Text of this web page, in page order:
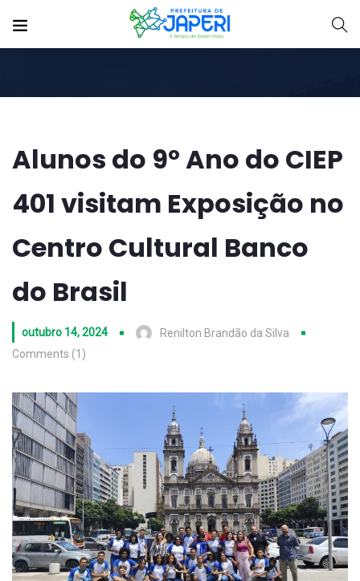
Alunos do 9º Ano do CIEP
401 visitam Exposição no
Centro Cultural Banco
do Brasil
outubro 14, 2024
Renilton Brandão da Silva
Comments (1)